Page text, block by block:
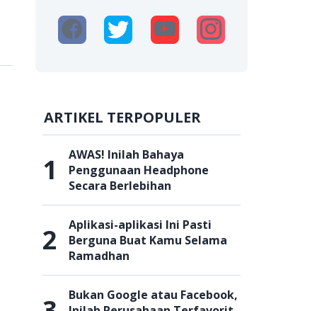
ARTIKEL TERPOPULER
1
AWAS! Inilah Bahaya
Penggunaan Headphone
Secara Berlebihan
2
Aplikasi-aplikasi Ini Pasti
Berguna Buat Kamu Selama
Ramadhan
Bukan Google atau Facebook,